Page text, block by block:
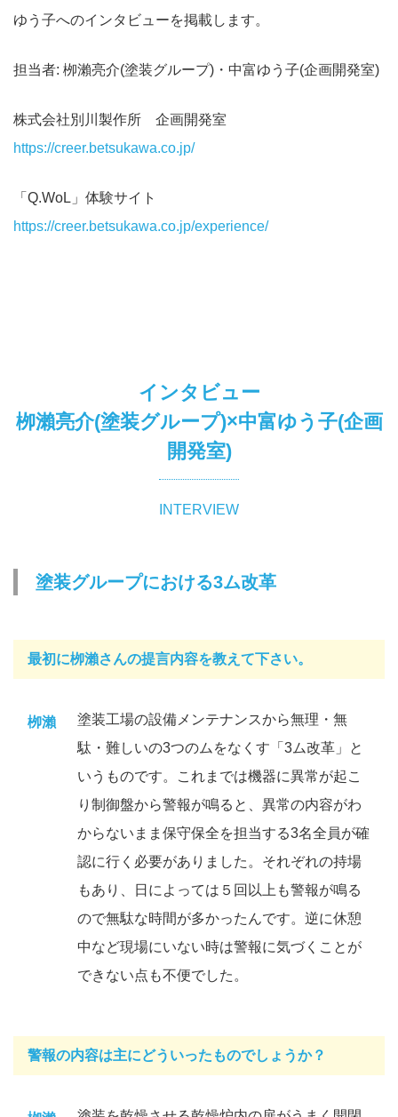
ゆう子へのインタビューを掲載します。
担当者: 栁瀨亮介(塗装グループ)・中富ゆう子(企画開発室)
株式会社別川製作所 企画開発室
https://creer.betsukawa.co.jp/
「Q.WoL」体験サイト
https://creer.betsukawa.co.jp/experience/
インタビュー
栁瀨亮介(塗装グループ)×中富ゆう子(企画
開発室)
INTERVIEW
塗装グループにおける3ム改革
最初に栁瀨さんの提言内容を教えて下さい。
栁瀨
塗装工場の設備メンテナンスから無理・無
駄・難しいの3つのムをなくす「3ム改革」と
いうものです。これまでは機器に異常が起こ
り制御盤から警報が鳴ると、異常の内容がわ
からないまま保守保全を担当する3名全員が確
認に行く必要がありました。それぞれの持場
もあり、日によっては５回以上も警報が鳴る
ので無駄な時間が多かったんです。逆に休憩
中など現場にいない時は警報に気づくことが
できない点も不便でした。
警報の内容は主にどういったものでしょうか？